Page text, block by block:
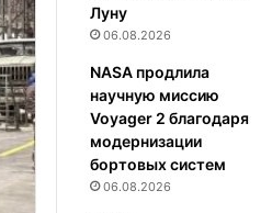
Луну
06.08.2026
NASA продлила
научную миссию
Voyager 2 благодаря
модернизации
бортовых систем
06.08.2026